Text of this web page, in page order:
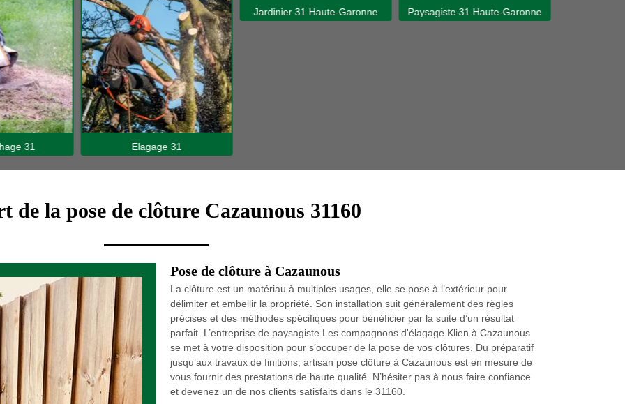
31 Elagage 31
Jardinier 31 Haute-Garonne Paysagiste 31 Haute-Garonne
de la pose de clôture Cazaunous 31160
Pose de clôture à Cazaunous
La clôture est un matériau à multiples usages, elle se pose à l’extérieur pour
délimiter et embellir la propriété. Son installation suit généralement des règles
précises et des méthodes spécifiques pour bénéficier par la suite d’un résultat
parfait. L’entreprise de paysagiste Les compagnons d'élagage Klien à Cazaunous
se met à votre disposition pour s’occuper de la pose de vos clôtures. Du préparatif
jusqu’aux travaux de finitions, artisan pose clôture à Cazaunous est en mesure de
vous fournir des prestations de haute qualité. N’hésiter pas à nous faire confiance
et devenez un de nos clients satisfaits dans le 31160.